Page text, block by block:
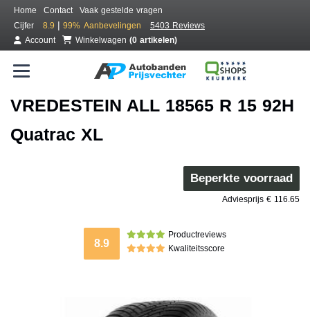
Home Contact
Vaak gestelde vragen
Cijfer
8.9 | 99% Aanbevelingen
5403 Reviews
Account
Winkelwagen (0 artikelen)
VREDESTEIN ALL 18565 R 15 92H
Quatrac XL
Beperkte voorraad
Adviesprijs € 116.65
8.9
Productreviews
Kwaliteitsscore